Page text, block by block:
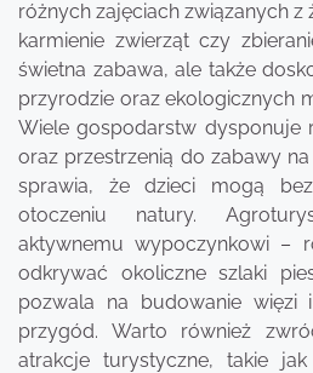
różnych zajęciach związanych z
karmienie zwierząt czy
świetna zabawa, ale także
przyrodzie oraz ekologicznych
Wiele gospodarstw dysponuje
oraz przestrzenią do zabawy
sprawia, że dzieci mogą
otoczeniu natury.
aktywnemu wypoczynkowi –
odkrywać okoliczne szlaki
pozwala na budowanie więzi
przygód. Warto również
atrakcje turystyczne, takie